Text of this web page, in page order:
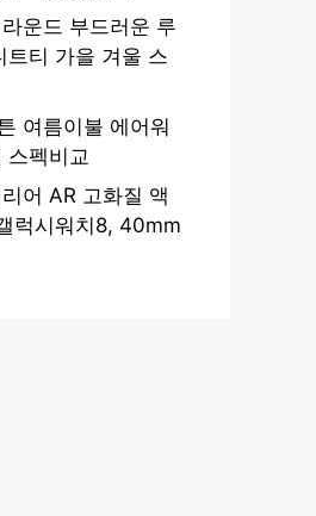
운드 부드러운 루
트티 가을 겨울 스
여름이불 에어워
스펙비교
어 AR 고화질 액
럭시워치8, 40mm